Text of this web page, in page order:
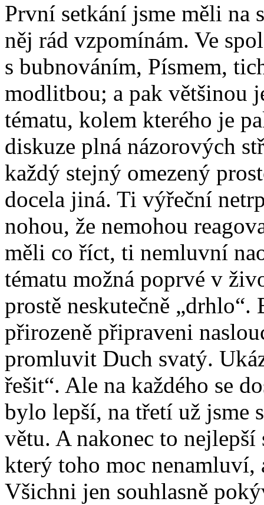
První setkání jsme měli na
něj rád vzpomínám. Ve
s bubnováním, Písmem,
modlitbou; a pak většinou
tématu, kolem kterého je
diskuze plná názorových
každý stejný omezený
docela jiná. Ti výřeční
nohou, že nemohou
měli co říct, ti nemluvní
tématu možná poprvé v
prostě neskutečně
přirozeně připraveni
promluvit Duch svatý.
řešit“. Ale na každého se
bylo lepší, na třetí už jsme
větu. A nakonec to
který toho moc nenamluví,
Všichni jen souhlasně